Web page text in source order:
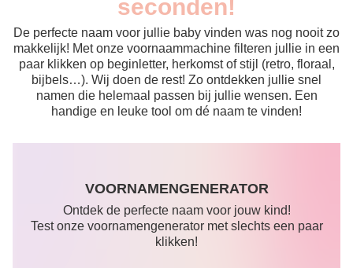
seconden!
De perfecte naam voor jullie baby vinden was nog nooit zo
makkelijk! Met onze voornaammachine filteren jullie in een
paar klikken op beginletter, herkomst of stijl (retro, floraal,
bijbels…). Wij doen de rest! Zo ontdekken jullie snel
namen die helemaal passen bij jullie wensen. Een
handige en leuke tool om dé naam te vinden!
VOORNAMENGENERATOR
Ontdek de perfecte naam voor jouw kind!
Test onze voornamengenerator met slechts een paar
klikken!